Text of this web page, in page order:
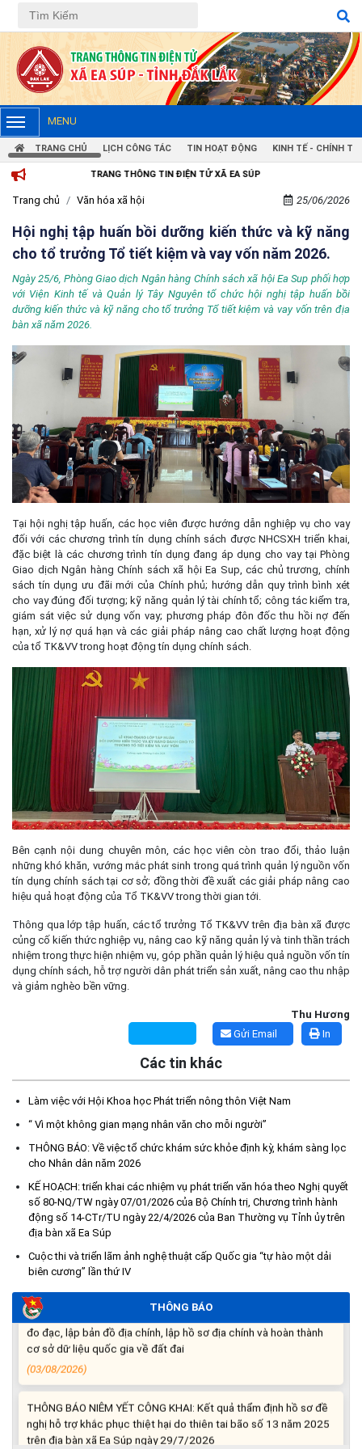
MENU
TRANG CHỦ LỊCH CÔNG TÁC TIN HOẠT ĐỘNG KINH TẾ - CHÍNH TRỊ
TRANG THÔNG TIN ĐIỆN TỬ XÃ EA SÚP
Trang chủ Văn hóa xã hội 25/06/2026
Hội nghị tập huấn bồi dưỡng kiến thức và kỹ năng
cho tổ trưởng Tổ tiết kiệm và vay vốn năm 2026.
Ngày 25/6, Phòng Giao dịch Ngân hàng Chính sách xã hội Ea Sup phối hợp
với Viện Kinh tế và Quản lý Tây Nguyên tổ chức hội nghị tập huấn bồi
dưỡng kiến thức và kỹ năng cho tổ trưởng Tổ tiết kiệm và vay vốn trên địa
bàn xã năm 2026.
Tại hội nghị tập huấn, các học viên được hướng dẫn nghiệp vụ cho vay
đối với các chương trình tín dụng chính sách được NHCSXH triển khai,
đặc biệt là các chương trình tín dụng đang áp dụng cho vay tại Phòng
Giao dịch Ngân hàng Chính sách xã hội Ea Sup, các chủ trương, chính
sách tín dụng ưu đãi mới của Chính phủ; hướng dẫn quy trình bình xét
cho vay đúng đối tượng; kỹ năng quản lý tài chính tổ; công tác kiểm tra,
giám sát việc sử dụng vốn vay; phương pháp đôn đốc thu hồi nợ đến
hạn, xử lý nợ quá hạn và các giải pháp nâng cao chất lượng hoạt động
của tổ TK&VV trong hoạt động tín dụng chính sách.
Bên cạnh nội dung chuyên môn, các học viên còn trao đổi, thảo luận
những khó khăn, vướng mắc phát sinh trong quá trình quản lý nguồn vốn
tín dụng chính sách tại cơ sở; đồng thời đề xuất các giải pháp nâng cao
hiệu quả hoạt động của Tổ TK&VV trong thời gian tới.
Thông qua lớp tập huấn, các tổ trưởng Tổ TK&VV trên địa bàn xã được
củng cố kiến thức nghiệp vụ, nâng cao kỹ năng quản lý và tinh thần trách
nhiệm trong thực hiện nhiệm vụ, góp phần quản lý hiệu quả nguồn vốn tín
dụng chính sách, hỗ trợ người dân phát triển sản xuất, nâng cao thu nhập
và giảm nghèo bền vững.
Thu Hương
In
Gửi Email
Các tin khác
Làm việc với Hội Khoa học Phát triển nông thôn Việt Nam
“ Vì một không gian mạng nhân văn cho mỗi người”
THÔNG BÁO: Về việc tổ chức khám sức khỏe định kỳ, khám sàng lọc
cho Nhân dân năm 2026
KẾ HOẠCH: triển khai các nhiệm vụ phát triển văn hóa theo Nghị quyết
số 80-NQ/TW ngày 07/01/2026 của Bộ Chính trị, Chương trình hành
động số 14-CTr/TU ngày 22/4/2026 của Ban Thường vụ Tỉnh ủy trên
địa bàn xã Ea Súp
Cuộc thi và triển lãm ảnh nghệ thuật cấp Quốc gia “tự hào một dải
biên cương” lần thứ IV
THÔNG BÁO
Kế hoạch Tổ chức lấy mẫu hài cốt liệt sĩ đối với các mộ chưa
xác định được thông tin trong nghĩa trang liệt sĩ trên địa bàn xã
Ea Súp để giám định AND
(06/08/2026)
Thông báo nghiêm cấm sử dụng đất với khu vực Quy hoạch
cấp đất sản xuất cho các hộ nghèo, cận nghèo thiếu đất sản
xuất trên địa bàn xã.
(06/08/2026)
THÔNG BÁO: Cảnh báo thủ đoạn lừa đảo thông qua công tác
đo đạc, lập bản đồ địa chính, lập hồ sơ địa chính và hoàn thành
cơ sở dữ liệu quốc gia về đất đai
(03/08/2026)
THÔNG BÁO NIÊM YẾT CÔNG KHAI: Kết quả thẩm định hồ sơ đề
nghị hỗ trợ khắc phục thiệt hại do thiên tai bão số 13 năm 2025
trên địa bàn xã Ea Súp ngày 29/7/2026